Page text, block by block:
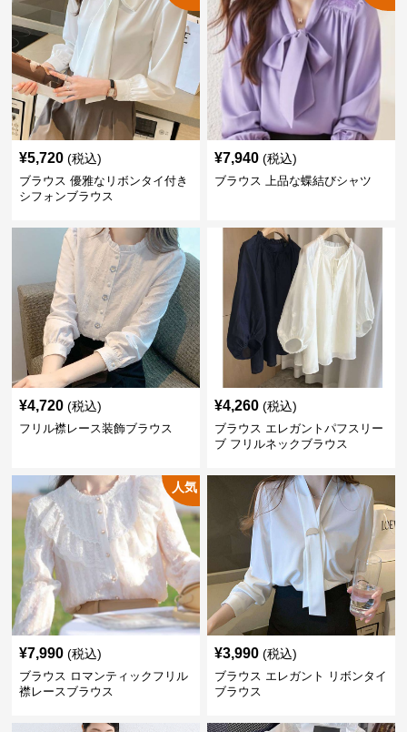
¥5,720 (税込)
ブラウス 優雅なリボンタイ付き
シフォンブラウス
¥7,940 (税込)
ブラウス 上品な蝶結びシャツ
¥4,720 (税込)
フリル襟レース装飾ブラウス
¥4,260 (税込)
ブラウス エレガントパフスリー
ブ フリルネックブラウス
人気
¥7,990 (税込)
ブラウス ロマンティックフリル
襟レースブラウス
¥3,990 (税込)
ブラウス エレガント リボンタイ
ブラウス